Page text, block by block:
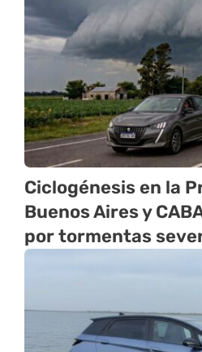
Ciclogénesis en la
Buenos Aires y
por tormentas